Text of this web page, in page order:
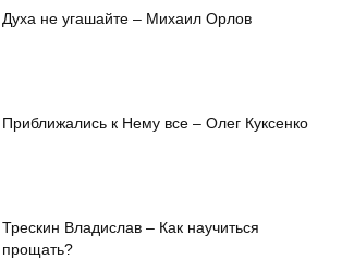
Духа не угашайте – Михаил Орлов
Приближались к Нему все – Олег Куксенко
Трескин Владислав – Как научиться
прощать?